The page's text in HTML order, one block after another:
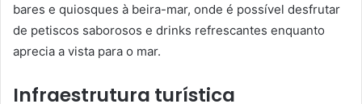
bares e quiosques à beira-mar, onde é possível desfrutar
de petiscos saborosos e drinks refrescantes enquanto
aprecia a vista para o mar.
Infraestrutura turística